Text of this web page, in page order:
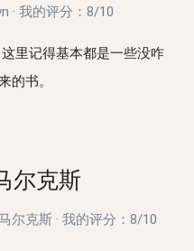
· 我的评分： 8/10
这里记得基本都是一些没咋
的书。
尔克斯
尔克斯 · 我的评分： 8/10